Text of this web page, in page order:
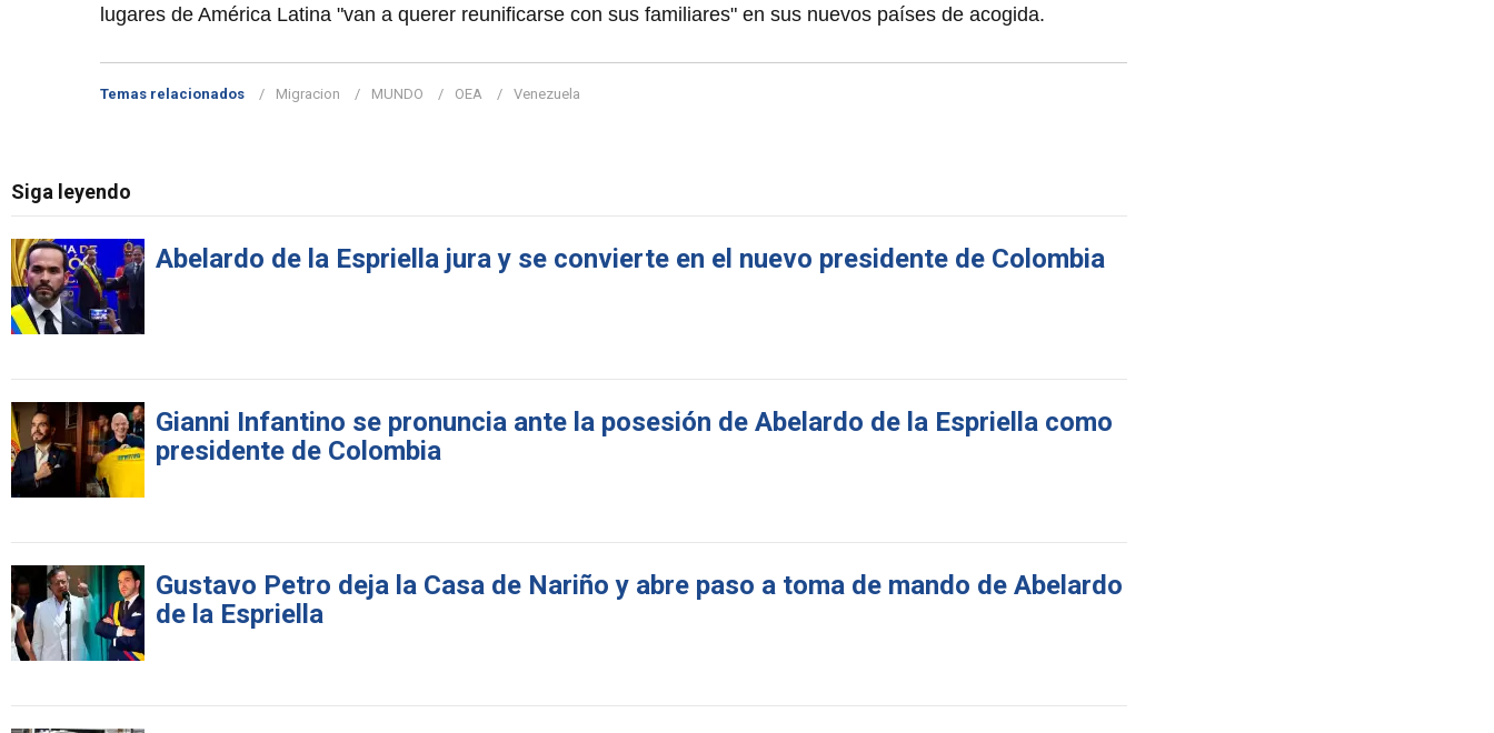
lugares de América Latina "van a querer reunificarse con sus familiares" en sus nuevos países de acogida.
Temas relacionados Migracion MUNDO OEA Venezuela
Siga leyendo
Abelardo de la Espriella jura y se convierte en el nuevo presidente de Colombia
Gianni Infantino se pronuncia ante la posesión de Abelardo de la Espriella como
presidente de Colombia
Gustavo Petro deja la Casa de Nariño y abre paso a toma de mando de Abelardo
de la Espriella